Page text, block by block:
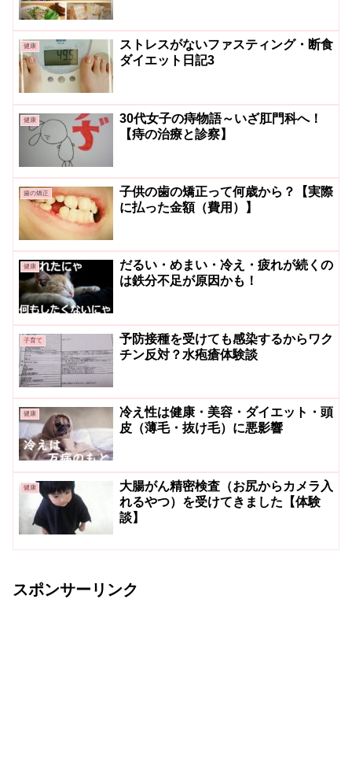
健康
ストレスがないファスティング・断食
ダイエット日記3
健康
30代女子の痔物語～いざ肛門科へ！
【痔の治療と診察】
歯の矯正
子供の歯の矯正って何歳から？【実際
に払った金額（費用）】
健康
だるい・めまい・冷え・疲れが続くの
は鉄分不足が原因かも！
子育て
予防接種を受けても感染するからワク
チン反対？水疱瘡体験談
健康
冷え性は健康・美容・ダイエット・頭
皮（薄毛・抜け毛）に悪影響
健康
大腸がん精密検査（お尻からカメラ入
れるやつ）を受けてきました【体験
談】
スポンサーリンク